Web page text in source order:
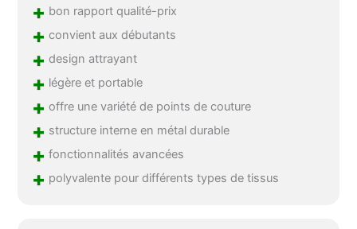
+ bon rapport qualité-prix
+ convient aux débutants
+ design attrayant
+ légère et portable
+ offre une variété de points de couture
+ structure interne en métal durable
+ fonctionnalités avancées
+ polyvalente pour différents types de tissus